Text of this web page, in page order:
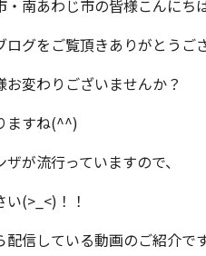
南あわじ市の皆様こんにち
ログをご覧頂きありがとうご
変わりございませんか？
ますね(^^)
が流行っていますので、
(>_<)！！
配信している動画のご紹介で